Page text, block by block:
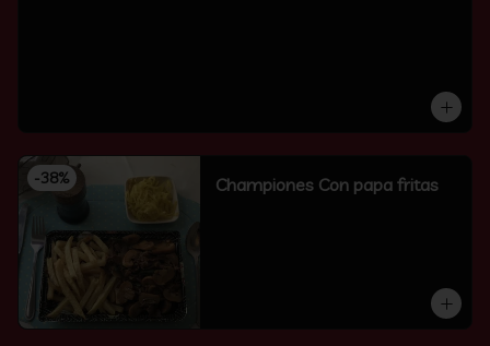
-38% Championes Con papa fritas